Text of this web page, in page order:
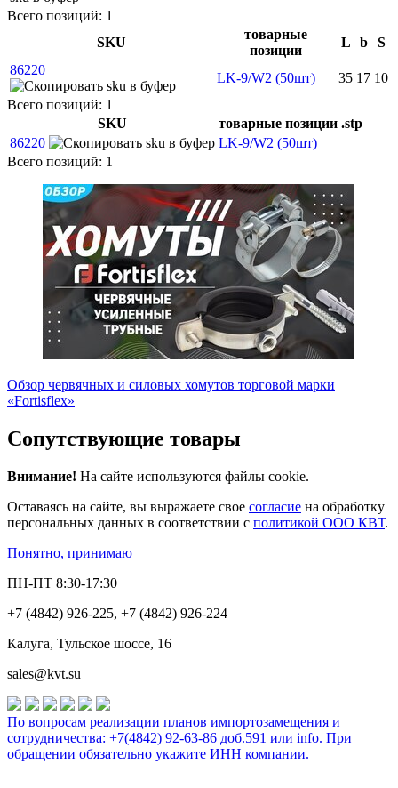
Всего позиций: 1
SKU
товарные
позиции
L b
S
86220
LK-9/W2 (50шт) 35 17 10
Всего позиций: 1
SKU
товарные позиции .stp
86220
LK-9/W2 (50шт)
Всего позиций: 1
Обзор червячных и силовых хомутов торговой марки
«Fortisflex»
Сопутствующие товары
Внимание! На сайте используются файлы cookie.
Оставаясь на сайте, вы выражаете свое согласие на обработку
персональных данных в соответствии с политикой ООО КВТ.
Понятно, принимаю
ПН-ПТ 8:30-17:30
+7 (4842) 926-225, +7 (4842) 926-224
Калуга, Тульское шоссе, 16
sales@kvt.su
По вопросам реализации планов импортозамещения и
сотрудничества: +7(4842) 92-63-86 доб.591 или info. При
обращении обязательно укажите ИНН компании.